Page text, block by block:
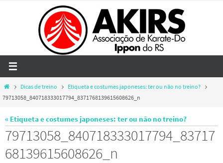
HomeDicas de treino
Etiqueta e costumes japoneses: ter ou não no treino?
79713058_840718333017794_8371768139615608626_n
« Etiqueta e costumes japoneses: ter ou não no treino?
79713058_840718333017794_83717
68139615608626_n